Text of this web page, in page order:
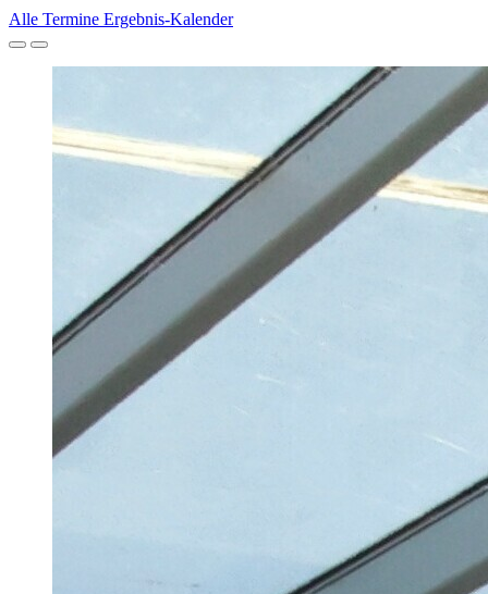
Alle Termine Ergebnis-Kalender